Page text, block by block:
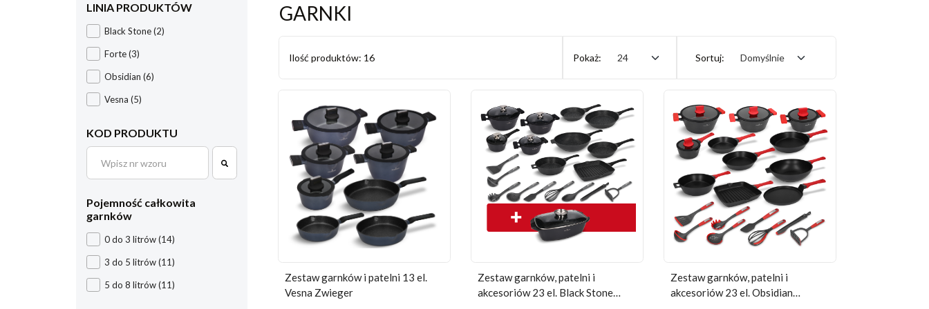
LINIA PRODUKTÓW
Black Stone(2)
Forte(3)
Obsidian (6)
Vesna (5)
KOD PRODUKTU
Pojemność całkowita
garnków
0 do 3 litrów(14)
3 do 5 litrów(11)
5 do 8 litrów(11)
GARNKI
Ilość produktów: 16 Pokaż: 24 Sortuj: Domyślnie
Zestaw garnków i patelni 13 el.
Vesna Zwieger
Zestaw garnków, patelni i
akcesoriów 23 el. Black Stone
Zestaw garnków, patelni i
akcesoriów 23 el. Obsidian